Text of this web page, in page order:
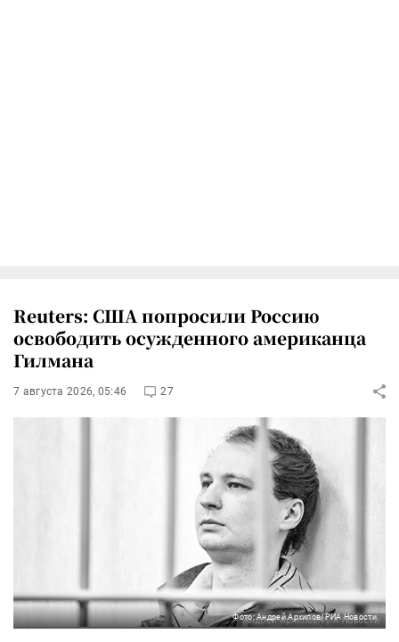
Reuters: США попросили Россию
освободить осужденного американца
Гилмана
7 августа 2026, 05:46 27
Фото: Андрей Архипов/РИА Новости